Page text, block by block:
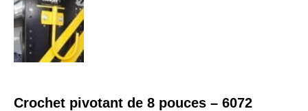
Crochet pivotant de 8 pouces – 6072